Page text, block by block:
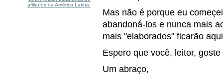
afiliados da América Latina.
Mas não é porque eu
abandoná-los e nunca mais
mais "elaborados" ficarão
Espero que você, leitor,
Um abraço,